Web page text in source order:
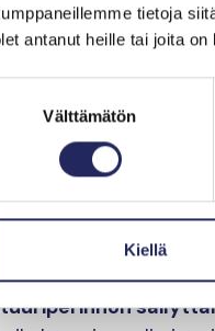
tietoja
antanut heille tai joita
Välttämätön
Kiellä
ja pitkäaikaisiin
suojelu:
tuet
hallinta:Itämeren